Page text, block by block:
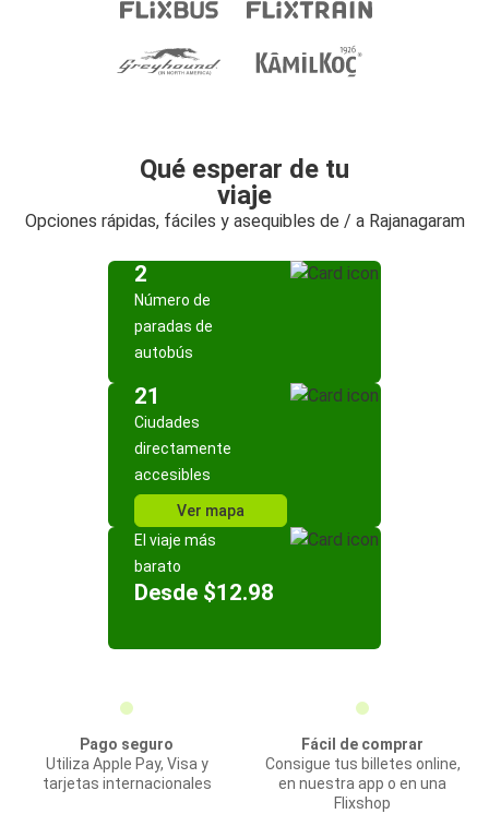
Qué esperar de tu
viaje
Opciones rápidas, fáciles y asequibles de / a Rajanagaram
2
Número de
paradas de
autobús
21
Ciudades
directamente
accesibles
Ver mapa
El viaje más
barato
Desde $12.98
Pago seguro
Utiliza Apple Pay, Visa y
tarjetas internacionales
Fácil de comprar
Consigue tus billetes online,
en nuestra app o en una
Flixshop